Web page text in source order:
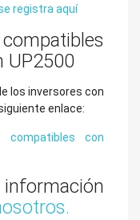
registra aquí
UP2500
los inversores con
enlace:
con